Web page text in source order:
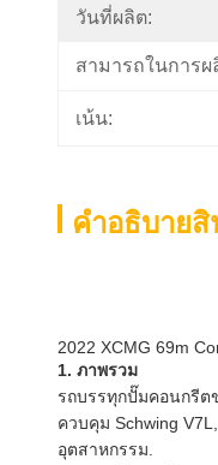
วันที่ผลิต:
สามารถในการผ
เน้น:
คําอธิบาย
2022 XCMG 69m
1. ภาพรวม
รถบรรทุกปั๊มคอนกรีต
ควบคุม Schwing
อุตสาหกรรม.